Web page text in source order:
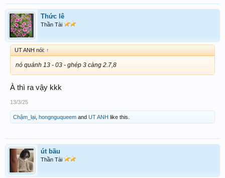
Thức lê
Thần Tài
UT ANH nói: ↑
nó quánh 13 - 03 - ghép 3 càng 2.7,8
À thì ra vậy kkk
13/3/25
Chậm_lại hongnguqueem and UT ANH like this.
út bầu
Thần Tài